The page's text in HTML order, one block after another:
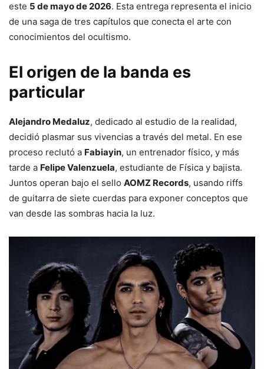
este 5 de mayo de 2026. Esta entrega representa el inicio
de una saga de tres capítulos que conecta el arte con
conocimientos del ocultismo.
El origen de la banda es
particular
Alejandro Medaluz, dedicado al estudio de la realidad,
decidió plasmar sus vivencias a través del metal. En ese
proceso reclutó a Fabiayin, un entrenador físico, y más
tarde a Felipe Valenzuela, estudiante de Física y bajista.
Juntos operan bajo el sello AOMZ Records, usando riffs
de guitarra de siete cuerdas para exponer conceptos que
van desde las sombras hacia la luz.